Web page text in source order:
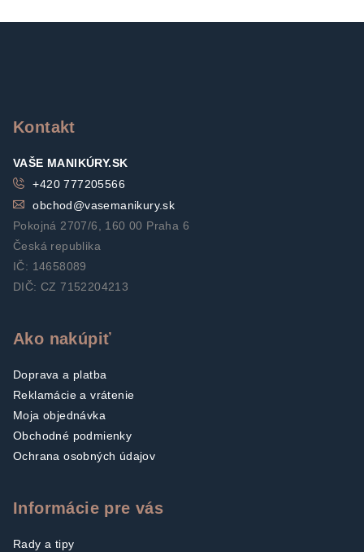
Kontakt
VAŠE MANIKÚRY.SK
+420 777205566
obchod@vasemanikury.sk
Pokojná 2707/6, 160 00 Praha 6
Česká republika
IČ: 14658089
DIČ: CZ 7152204213
Ako nakúpiť
Doprava a platba
Reklamácie a vrátenie
Moja objednávka
Obchodné podmienky
Ochrana osobných údajov
Informácie pre vás
Rady a tipy